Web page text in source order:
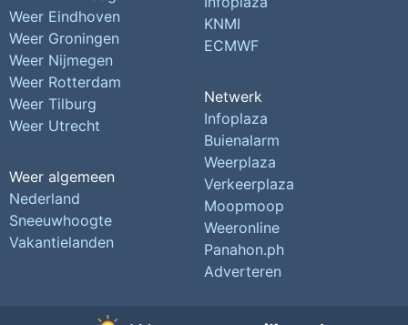
Weer Eindhoven
Weer Groningen
Weer Nijmegen
Weer Rotterdam
Weer Tilburg
Weer Utrecht
Weer algemeen
Nederland
Sneeuwhoogte
Vakantielanden
KNMI
ECMWF
Netwerk
Infoplaza
Buienalarm
Weerplaza
Verkeerplaza
Moopmoop
Weeronline
Panahon.ph
Adverteren